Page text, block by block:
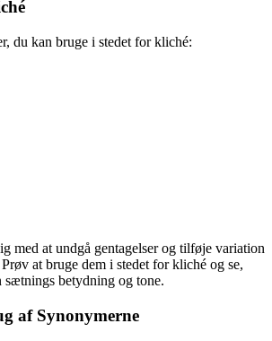
du kan bruge i stedet for kliché:
med at undgå gentagelser og tilføje variation
at bruge dem i stedet for kliché og se,
betydning og tone.
af Synonymerne